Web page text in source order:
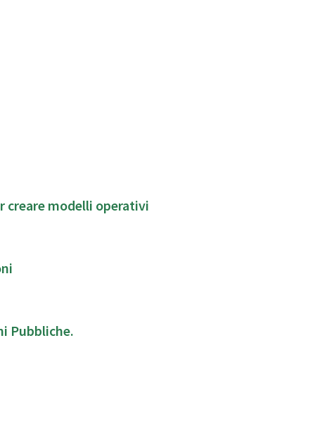
creare modelli operativi
Pubbliche.